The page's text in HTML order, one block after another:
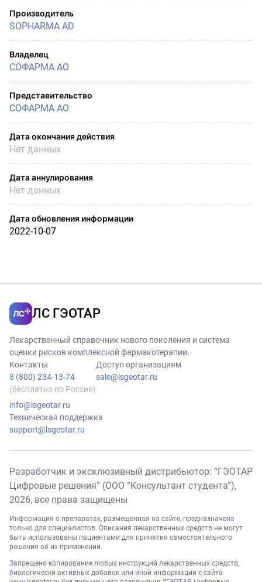
Производитель
SOPHARMA AD
Владелец
СОФАРМА АО
Представительство
СОФАРМА АО
Дата окончания действия
Нет данных
Дата аннулирования
Нет данных
Дата обновления информации
2022-10-07
ЛС ГЭОТАР
Лекарственный справочник нового поколения и система
оценки рисков комплексной фармакотерапии.
Контакты
8 (800) 234-13-74
(бесплатно по России)
info@lsgeotar.ru
Доступ организациям
sale@lsgeotar.ru
Техническая поддержка
support@lsgeotar.ru
Разработчик и эксклюзивный дистрибьютор: “ГЭОТАР
Цифровые решения” (ООО “Консультант студента”),
2026, все права защищены
Информация о препаратах, размещенная на сайте, предназначена
только для специалистов. Описания лекарственных средств не могут
быть использованы пациентами для принятия самостоятельного
решения об их применении.
Запрещено копирование любых инструкций лекарственных средств,
биологически активных добавок или иной информации с сайта